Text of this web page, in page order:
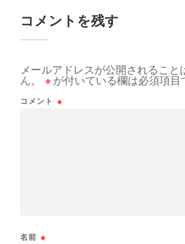
コメントを残す
メールアドレスが公開されること
ん。
※ が付いている欄は必須項目
コメント ※
名前 ※